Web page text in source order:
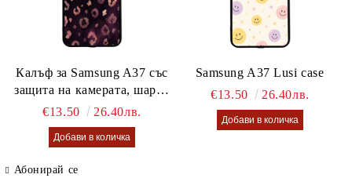
Калъф за Samsung A37 със
защита на камерата, шарен
калъф Lusi case
€13.50 26.40лв.
Samsung A37 Lusi case
€13.50
26.40лв.
Абонирай се